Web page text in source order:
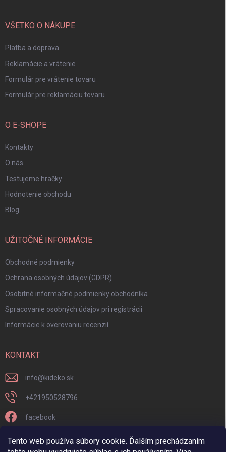
Tento web používa súbory cookie. Ďalším prechádzaním
VŠETKO O NÁKUPE
Platba a doprava
Reklamácie a vrátenie
Formulár pre vrátenie tovaru
Formulár pre reklamáciu tovaru
O E-SHOPE
Kontakty
O nás
Testujeme hračky
Hodnotenie obchodu
Blog
UŽITOČNÉ INFORMÁCIE
Obchodné podmienky
Ochrana osobných údajov (GDPR)
Osobitné informačné podmienky obchodníka
Spracovanie osobných údajov pri registrácii
Informácie k overovaniu recenzií
KONTAKT
info@kideko.sk
+421950528796
facebook
kideko.sk/